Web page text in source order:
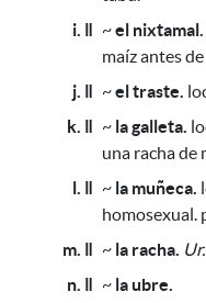
i. ǁ ~el nixtamal.
maíz antes
j. ǁ ~el traste.
k. ǁ ~ la galleta.
una racha de
l. ǁ ~ la muñeca.
homosexual.
m. ǁ ~ la racha. Ur.
n. ǁ ~ la ubre.